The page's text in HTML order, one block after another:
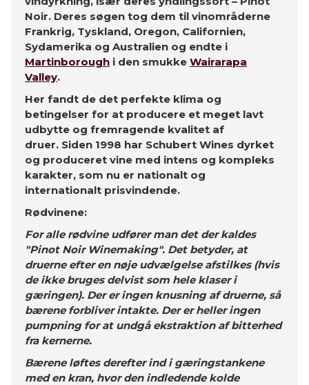
Noir. Deres søgen tog dem til vinområderne
Frankrig, Tyskland, Oregon, Californien,
Sydamerika og Australien og endte i
Martinborough i den smukke Wairarapa
Valley.
Her fandt de det perfekte klima og
betingelser for at producere et meget lavt
udbytte og fremragende kvalitet af
druer. Siden 1998 har Schubert Wines dyrket
og produceret vine med intens og kompleks
karakter, som nu er nationalt og
internationalt prisvindende.
Rødvinene:
For alle rødvine udfører man det der kaldes
"Pinot Noir Winemaking". Det betyder, at
druerne efter en nøje udvælgelse afstilkes (hvis
de ikke bruges delvist som hele klaser i
gæringen). Der er ingen knusning af druerne, så
bærene forbliver intakte. Der er heller ingen
pumpning for at undgå ekstraktion af bitterhed
fra kernerne.
Bærene løftes derefter ind i gæringstankene
med en kran, hvor den indledende kolde